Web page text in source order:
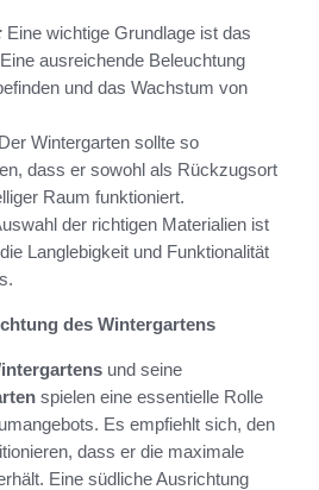
Eine wichtige Grundlage ist das
ausreichende Beleuchtung
und das Wachstum von
Der Wintergarten sollte so
dass er sowohl als Rückzugsort
Raum funktioniert.
der richtigen Materialien ist
Langlebigkeit und Funktionalität
des Wintergartens
und seine
spielen eine essentielle Rolle
Es empfiehlt sich, den
dass er die maximale
Eine südliche Ausrichtung